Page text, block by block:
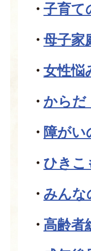
子育て
母子家
女性悩
からだ
障が
ひきこ
みんな
高齢者